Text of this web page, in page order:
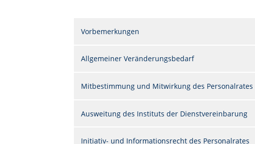
Vorbemerkungen
Allgemeiner Veränderungsbedarf
Mitbestimmung und Mitwirkung des Personalrates
Ausweitung des Instituts der Dienstvereinbarung
Initiativ- und Informationsrecht des Personalrates